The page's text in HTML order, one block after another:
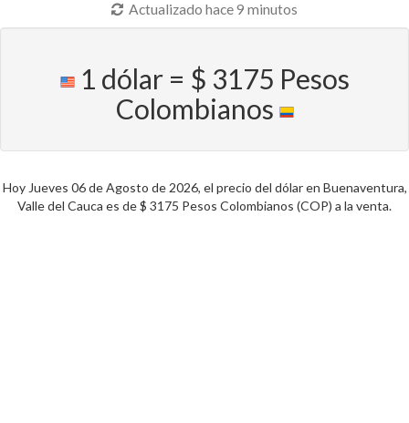
Actualizado hace 9 minutos
1 dólar = $ 3175 Pesos
Colombianos
Hoy Jueves 06 de Agosto de 2026, el precio del dólar en Buenaventura,
Valle del Cauca es de $ 3175 Pesos Colombianos (COP) a la venta.